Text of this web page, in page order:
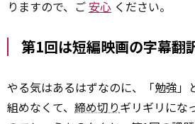
りますので、ご 安心 ください。
第1回は短編映画の字幕翻
やる気はあるはずなのに、「勉強」
組めなくて、 締め切りギリギリにな